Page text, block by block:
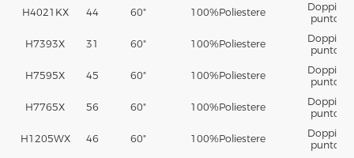
H4021KX 44 60" 100%Poliestere
Doppio
punto
H7393X 31 60" 100%Poliestere
Doppio
punto
H7595X 45 60" 100%Poliestere
Doppio
punto
H7765X 56 60" 100%Poliestere
Doppio
punto
H1205WX 46 60" 100%Poliestere
Doppio
punto